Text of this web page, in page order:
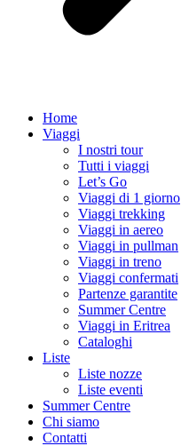
Home
Viaggi
I nostri tour
Tutti i viaggi
Let’s Go
Viaggi di 1 giorno
Viaggi trekking
Viaggi in aereo
Viaggi in pullman
Viaggi in treno
Viaggi confermati
Partenze garantite
Summer Centre
Viaggi in Eritrea
Cataloghi
Liste
Liste nozze
Liste eventi
Summer Centre
Chi siamo
Contatti